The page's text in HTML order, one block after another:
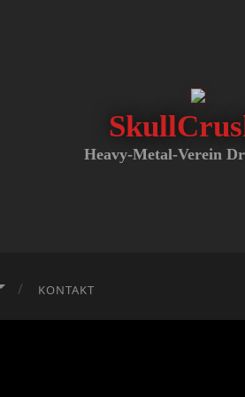
Heavy-Metal-Verein
KONTAKT